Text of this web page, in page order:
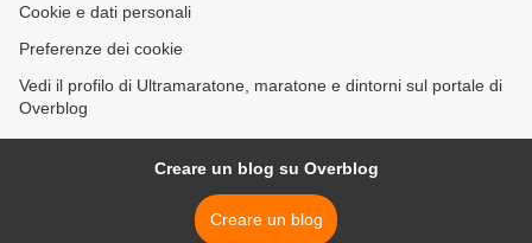
Cookie e dati personali
Preferenze dei cookie
Vedi il profilo di Ultramaratone, maratone e dintorni sul portale di
Overblog
Creare un blog su Overblog
Creare un blog